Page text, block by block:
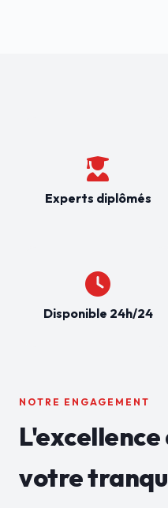
Experts diplômés
Disponible 24h/24
NOTRE ENGAGEMENT
L'excellence
votre